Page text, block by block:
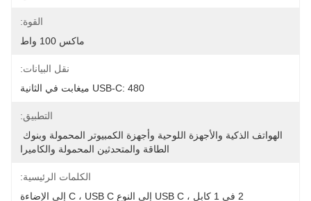
القوة:
ماكس 100 واط
نقل البيانات:
USB-C: 480 ميغابت في الثانية
التطبيق:
الطاقة والمتحدثين المحمولة والكاميرا
الكلمات الرئيسية:
2 في 1 كابل ، USB C إلى النوع C ، USB C إلى الإضاءة